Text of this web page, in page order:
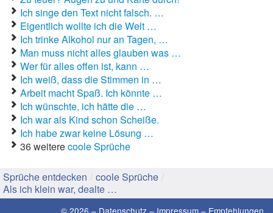
Hochzeitssprüche
Konfirmationssprüche
Lateinische Sprüche
Liebeskummer Sprüche
Lustige Sprüche
Mama-Sprüche
Schöne Sprüche
Ich singe den Text nicht falsch. …
Eigentlich wollte ich die Welt …
Ich trinke Alkohol nur an Tagen, …
Man muss nicht alles glauben was …
Wer für alles offen ist, kann …
Ich weiß, dass die Stimmen in …
Arbeit macht Spaß. Ich könnte …
Ich wünschte, ich hätte die …
Ich war als Kind schon Scheiße.
Ich habe zwar keine Lösung …
36 weiterecoole Sprüche
Sprüche entdecken / coole Sprüche /
Als ich klein war, dealte …
© 2026 – Datenschutz – Impressum – Empfehlungen